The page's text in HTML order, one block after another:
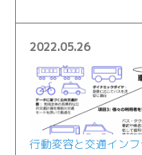
2022.05.26
行動変容と交通イン